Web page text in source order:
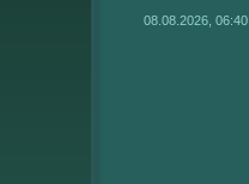
08.08.2026, 06:40